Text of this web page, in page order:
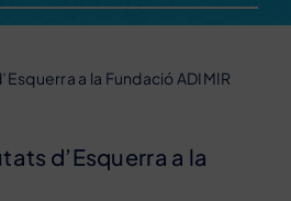
a la Fundació ADIMIR
d’Esquerra a la